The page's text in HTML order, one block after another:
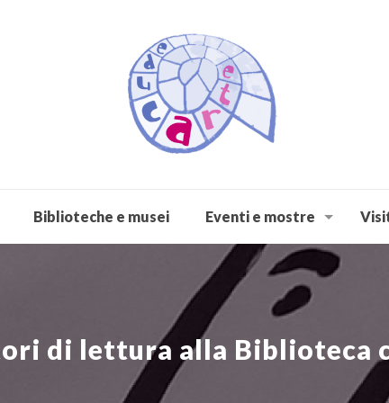
Biblioteche e musei Eventi e mostre
di lettura alla Biblioteca